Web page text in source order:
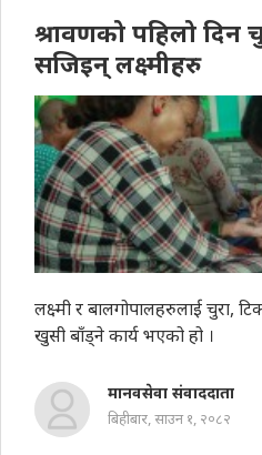
श्रावणको पहिलो दिन
सजिइन् लक्ष्मीहरु
लक्ष्मी र बालगोपालहरुलाई चुरा,
खुसी बाँड्ने कार्य भएको हो ।
मानवसेवा संवाददाता
बिहीबार, साउन १, २०८२